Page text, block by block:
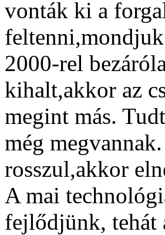
vonták ki a
2000-rel
kihalt,akkor az
megint más.
még
rosszul,akkor
A mai
fejlődjünk, tehát